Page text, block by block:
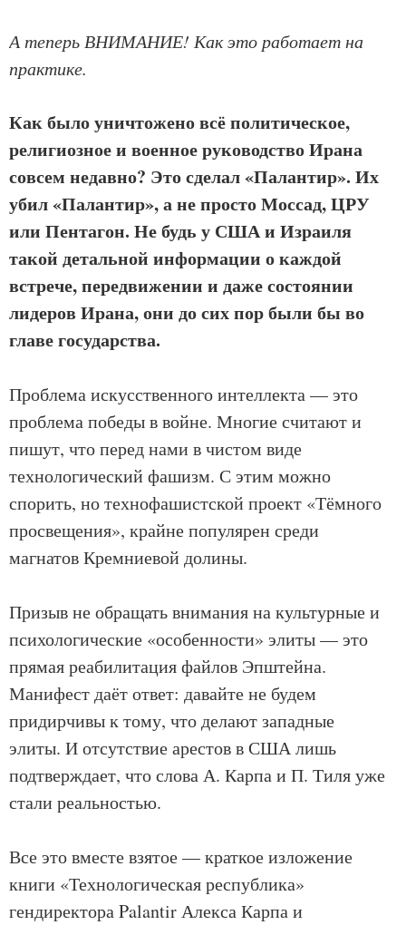
А теперь ВНИМАНИЕ! Как это работает на
практике.
Как было уничтожено всё политическое,
религиозное и военное руководство Ирана
совсем недавно? Это сделал «Палантир». Их
убил «Палантир», а не просто Моссад, ЦРУ
или Пентагон. Не будь у США и Израиля
такой детальной информации о каждой
встрече, передвижении и даже состоянии
лидеров Ирана, они до сих пор были бы во
главе государства.
Проблема искусственного интеллекта — это
проблема победы в войне. Многие считают и
пишут, что перед нами в чистом виде
технологический фашизм. С этим можно
спорить, но технофашистской проект «Тёмного
просвещения», крайне популярен среди
магнатов Кремниевой долины.
Призыв не обращать внимания на культурные и
психологические «особенности» элиты — это
прямая реабилитация файлов Эпштейна.
Манифест даёт ответ: давайте не будем
придирчивы к тому, что делают западные
элиты. И отсутствие арестов в США лишь
подтверждает, что слова А. Карпа и П. Тиля уже
стали реальностью.
Все это вместе взятое — краткое изложение
книги «Технологическая республика»
гендиректора Palantir Алекса Карпа и